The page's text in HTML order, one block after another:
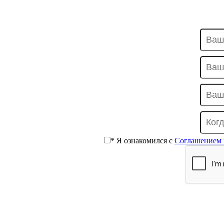
* Я ознакомился с Соглашением